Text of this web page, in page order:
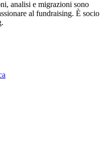
analisi e migrazioni sono
al fundraising. È socio